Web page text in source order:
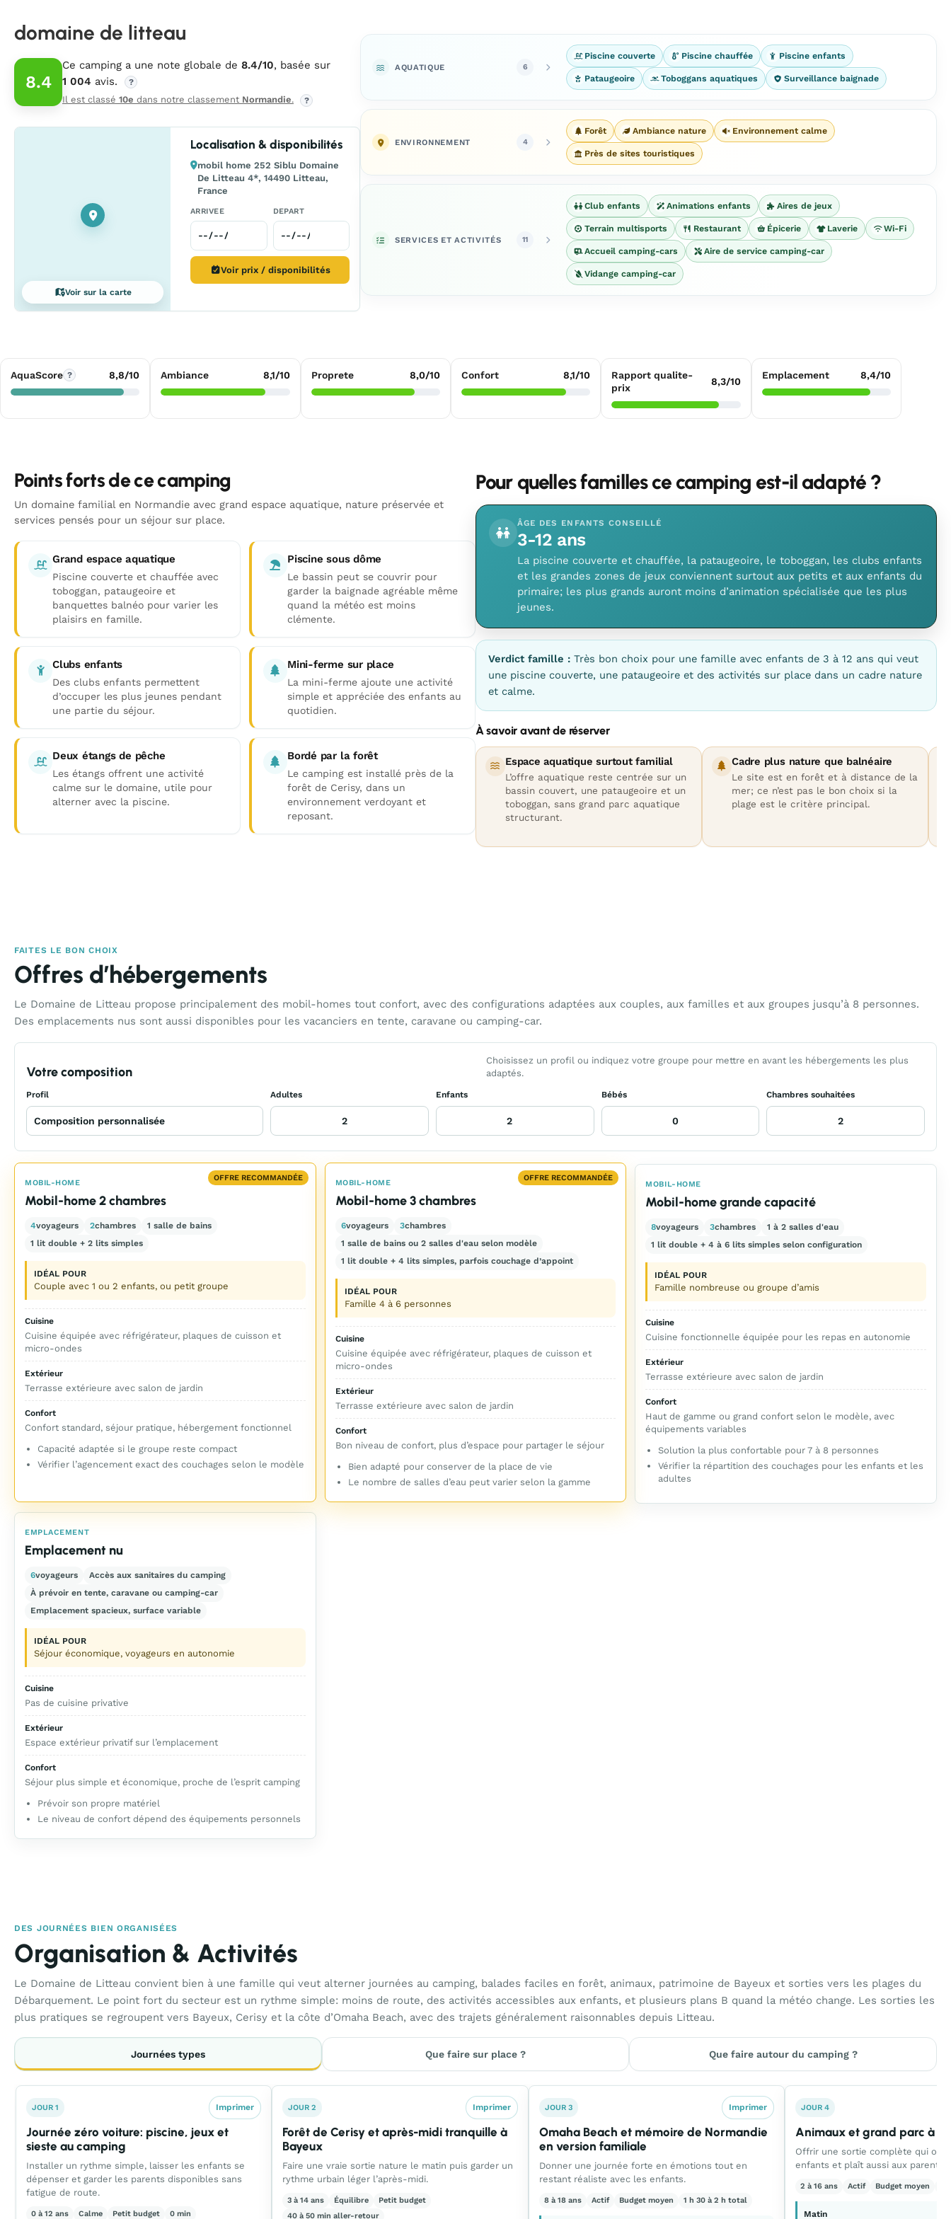
domaine de litteau
8.4
Ce camping a une note globale de 8.4/10, basée sur
1 004 avis. ?
Il est classé 10e dans notre classement Normandie. ?
Voir sur la carte
Localisation & disponibilités
mobil home 252 Siblu Domaine
De Litteau 4*, 14490 Litteau,
France
ARRIVEE DEPART
Voir prix / disponibilités
AQUATIQUE 6
Piscine couverte Piscine chauffée Piscine enfants
Pataugeoire Toboggans aquatiques Surveillance baignade
ENVIRONNEMENT 4
Forêt Ambiance nature Environnement calme
Près de sites touristiques
SERVICES ET ACTIVITÉS 11
Club enfants Animations enfants Aires de jeux
Terrain multisports Restaurant Épicerie Laverie Wi-Fi
Accueil camping-cars Aire de service camping-car
Vidange camping-car
AquaScore ? 8,8/10 Ambiance 8,1/10 Proprete 8,0/10 Confort 8,1/10
Rapport qualite-
prix
8,3/10
Emplacement 8,4/10
Points forts de ce camping
Un domaine familial en Normandie avec grand espace aquatique, nature préservée et
services pensés pour un séjour sur place.
Grand espace aquatique
Piscine couverte et chauffée avec
toboggan, pataugeoire et
banquettes balnéo pour varier les
plaisirs en famille.
Piscine sous dôme
Le bassin peut se couvrir pour
garder la baignade agréable même
quand la météo est moins
clémente.
Clubs enfants
Des clubs enfants permettent
d’occuper les plus jeunes pendant
une partie du séjour.
Mini-ferme sur place
La mini-ferme ajoute une activité
simple et appréciée des enfants au
quotidien.
Deux étangs de pêche
Les étangs offrent une activité
calme sur le domaine, utile pour
alterner avec la piscine.
Bordé par la forêt
Le camping est installé près de la
forêt de Cerisy, dans un
environnement verdoyant et
reposant.
Pour quelles familles ce camping est-il adapté ?
ÂGE DES ENFANTS CONSEILLÉ
3-12 ans
La piscine couverte et chauffée, la pataugeoire, le toboggan, les clubs enfants
et les grandes zones de jeux conviennent surtout aux petits et aux enfants du
primaire; les plus grands auront moins d’animation spécialisée que les plus
jeunes.
Verdict famille : Très bon choix pour une famille avec enfants de 3 à 12 ans qui veut
une piscine couverte, une pataugeoire et des activités sur place dans un cadre nature
et calme.
À savoir avant de réserver
Espace aquatique surtout familial
L’offre aquatique reste centrée sur un
bassin couvert, une pataugeoire et un
toboggan, sans grand parc aquatique
structurant.
Cadre plus nature que balnéaire
Le site est en forêt et à distance de la
mer; ce n’est pas le bon choix si la
plage est le critère principal.
FAITES LE BON CHOIX
Offres d’hébergements
Le Domaine de Litteau propose principalement des mobil-homes tout confort, avec des configurations adaptées aux couples, aux familles et aux groupes jusqu’à 8 personnes.
Des emplacements nus sont aussi disponibles pour les vacanciers en tente, caravane ou camping-car.
Votre composition
Choisissez un profil ou indiquez votre groupe pour mettre en avant les hébergements les plus
adaptés.
Profil Adultes Enfants Bébés Chambres souhaitées
OFFRE RECOMMANDÉE
MOBIL-HOME
Mobil-home 2 chambres
4voyageurs 2chambres
1 salle de bains
1 lit double + 2 lits simples
IDÉAL POUR
Couple avec 1 ou 2 enfants, ou petit groupe
Cuisine
Cuisine équipée avec réfrigérateur, plaques de cuisson et
micro-ondes
Extérieur
Terrasse extérieure avec salon de jardin
Confort
Confort standard, séjour pratique, hébergement fonctionnel
Capacité adaptée si le groupe reste compact
Vérifier l’agencement exact des couchages selon le modèle
OFFRE RECOMMANDÉE
MOBIL-HOME
Mobil-home 3 chambres
6voyageurs 3chambres
1 salle de bains ou 2 salles d'eau selon modèle
1 lit double + 4 lits simples, parfois couchage d’appoint
IDÉAL POUR
Famille 4 à 6 personnes
Cuisine
Cuisine équipée avec réfrigérateur, plaques de cuisson et
micro-ondes
Extérieur
Terrasse extérieure avec salon de jardin
Confort
Bon niveau de confort, plus d’espace pour partager le séjour
Bien adapté pour conserver de la place de vie
Le nombre de salles d’eau peut varier selon la gamme
MOBIL-HOME
Mobil-home grande capacité
8voyageurs 3chambres
1 à 2 salles d'eau
1 lit double + 4 à 6 lits simples selon configuration
IDÉAL POUR
Famille nombreuse ou groupe d’amis
Cuisine
Cuisine fonctionnelle équipée pour les repas en autonomie
Extérieur
Terrasse extérieure avec salon de jardin
Confort
Haut de gamme ou grand confort selon le modèle, avec
équipements variables
Solution la plus confortable pour 7 à 8 personnes
Vérifier la répartition des couchages pour les enfants et les
adultes
EMPLACEMENT
Emplacement nu
6voyageurs
Accès aux sanitaires du camping
À prévoir en tente, caravane ou camping-car
Emplacement spacieux, surface variable
IDÉAL POUR
Séjour économique, voyageurs en autonomie
Cuisine
Pas de cuisine privative
Extérieur
Espace extérieur privatif sur l’emplacement
Confort
Séjour plus simple et économique, proche de l’esprit camping
Prévoir son propre matériel
Le niveau de confort dépend des équipements personnels
DES JOURNÉES BIEN ORGANISÉES
Organisation & Activités
Le Domaine de Litteau convient bien à une famille qui veut alterner journées au camping, balades faciles en forêt, animaux, patrimoine de Bayeux et sorties vers les plages du
Débarquement. Le point fort du secteur est un rythme simple: moins de route, des activités accessibles aux enfants, et plusieurs plans B quand la météo change. Les sorties les
plus pratiques se regroupent vers Bayeux, Cerisy et la côte d’Omaha Beach, avec des trajets généralement raisonnables depuis Litteau.
Journées types Que faire sur place ? Que faire autour du camping ?
JOUR 1 Imprimer
Journée zéro voiture: piscine, jeux et
sieste au camping
Installer un rythme simple, laisser les enfants se
dépenser et garder les parents disponibles sans
fatigue de route.
0 à 12 ans Calme Petit budget 0 min
JOUR 2 Imprimer
Forêt de Cerisy et après-midi tranquille à
Bayeux
Faire une vraie sortie nature le matin puis garder un
rythme urbain léger l’après-midi.
3 à 14 ans Équilibre
Petit budget
40 à 50 min aller-retour
JOUR 3 Imprimer
Omaha Beach et mémoire de Normandie
en version familiale
Donner une journée forte en émotions tout en
restant réaliste avec les enfants.
8 à 18 ans Actif Budget moyen 1 h 30 à 2 h total
JOUR 4
Animaux et grand parc à
Offrir une sortie complète qui
enfants et plaît aussi aux parents.
2 à 16 ans Actif Budget moyen
Matin